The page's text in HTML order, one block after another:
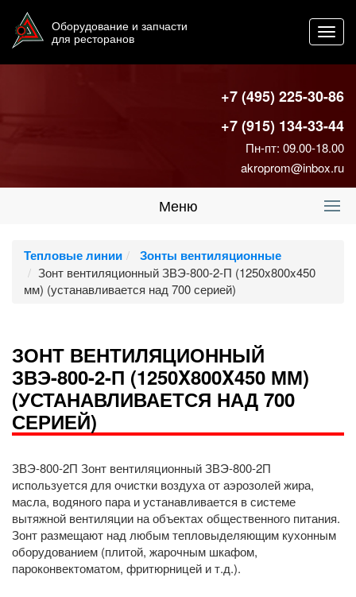
Оборудование и запчасти
для ресторанов
+7 (495) 225-30-86
+7 (915) 134-33-44
Пн-пт: 09.00-18.00
akroprom@inbox.ru
Меню
Тепловые линии Зонты вентиляционные
Зонт вентиляционный ЗВЭ-800-2-П (1250x800x450
мм) (устанавливается над 700 серией)
ЗОНТ ВЕНТИЛЯЦИОННЫЙ
ЗВЭ-800-2-П (1250X800X450 ММ)
(УСТАНАВЛИВАЕТСЯ НАД 700
СЕРИЕЙ)
ЗВЭ-800-2П Зонт вентиляционный ЗВЭ-800-2П
используется для очистки воздуха от аэрозолей жира,
масла, водяного пара и устанавливается в системе
вытяжной вентиляции на объектах общественного питания.
Зонт размещают над любым тепловыделяющим кухонным
оборудованием (плитой, жарочным шкафом,
пароконвектоматом, фритюрницей и т.д.).